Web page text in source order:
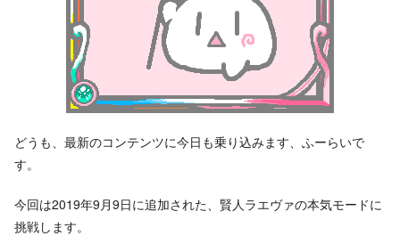
どうも、最新のコンテンツに今日も乗り込みます、ふーらいで
す。
今回は2019年9月9日に追加された、賢人ラエヴァの本気モードに
挑戦します。